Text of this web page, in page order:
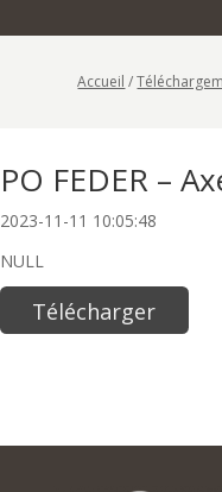
Accueil /
PO FEDER –
2023-11-11 10:05:48
NULL
Télécharger